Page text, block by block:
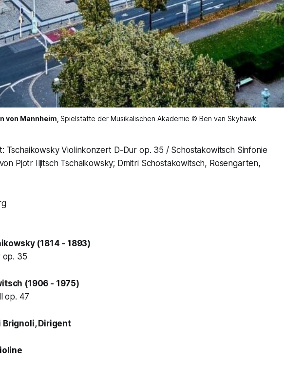
von Mannheim, Spielstätte der Musikalischen Akademie © Ben van Skyhawk
Tschaikowsky Violinkonzert D-Dur op. 35 / Schostakowitsch Sinfonie
Pjotr Iljitsch Tschaikowsky; Dmitri Schostakowitsch, Rosengarten,
(1814 - 1893)
op. 35
(1906 - 1975)
op. 47
Brignoli, Dirigent